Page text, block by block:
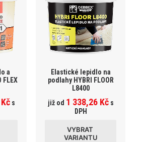
a
Kčs
Elastické lepidlo na
podlahy HYBRI FLOOR
L8400
již od 1 338,26 Kčs
DPH
VYBRAT
VARIANTU